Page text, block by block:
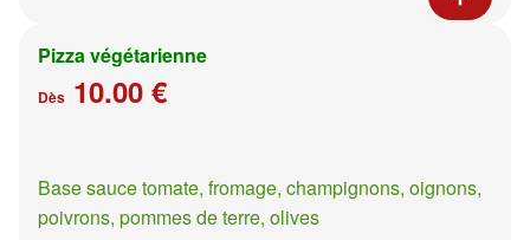
Pizza végétarienne
Dès 10.00 €
Base sauce tomate, fromage, champignons, oignons,
poivrons, pommes de terre, olives